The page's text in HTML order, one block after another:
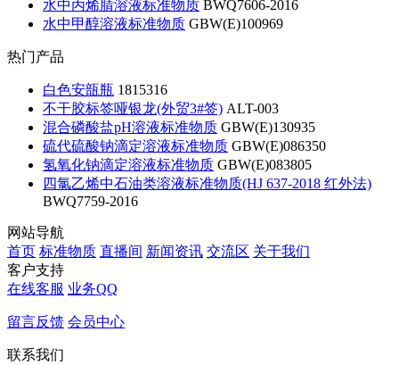
水中丙烯腈溶液标准物质 BWQ7606-2016
水中甲醇溶液标准物质 GBW(E)100969
热门产品
白色安瓿瓶 1815316
不干胶标签哑银龙(外贸3#签) ALT-003
混合磷酸盐pH溶液标准物质 GBW(E)130935
硫代硫酸钠滴定溶液标准物质 GBW(E)086350
氢氧化钠滴定溶液标准物质 GBW(E)083805
四氯乙烯中石油类溶液标准物质(HJ 637-2018 红外法)
BWQ7759-2016
网站导航
首页 标准物质 直播间 新闻资讯 交流区 关于我们
客户支持
在线客服 业务QQ
留言反馈 会员中心
联系我们